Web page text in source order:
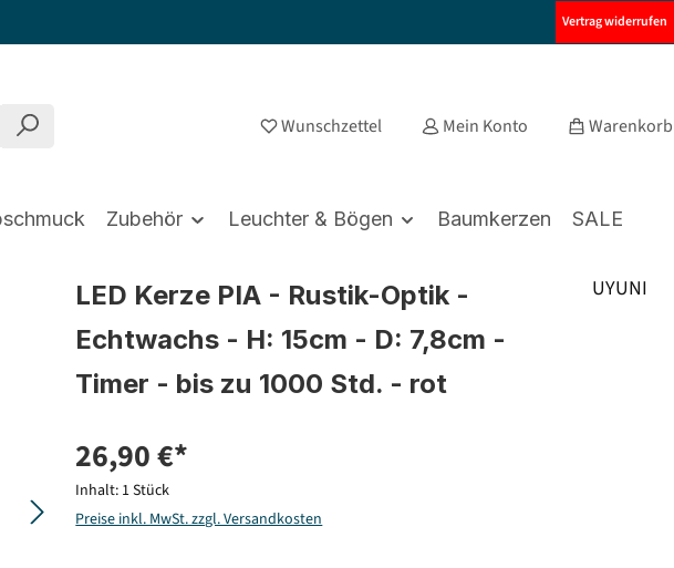
Vertrag widerrufen
Wunschzettel Mein Konto Warenkorb
Zubehör Leuchter & Bögen Baumkerzen SALE
LED Kerze PIA - Rustik-Optik -
Echtwachs - H: 15cm - D: 7,8cm -
Timer - bis zu 1000 Std. - rot
UYUNI
26,90 €*
Inhalt: 1 Stück
Preise inkl. MwSt. zzgl. Versandkosten